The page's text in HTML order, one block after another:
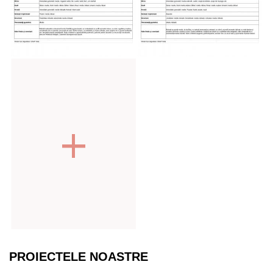
PROIECTELE NOASTRE